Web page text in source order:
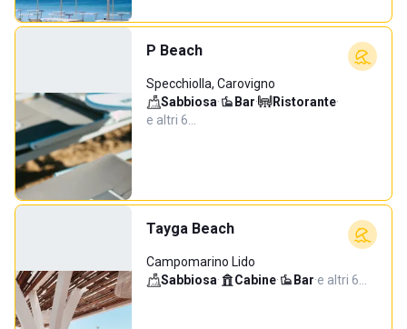
P Beach
Specchiolla, Carovigno
Sabbiosa· Bar· Ristorante·
e altri 6…
Tayga Beach
Campomarino Lido
Sabbiosa· Cabine· Bar·e altri 6…